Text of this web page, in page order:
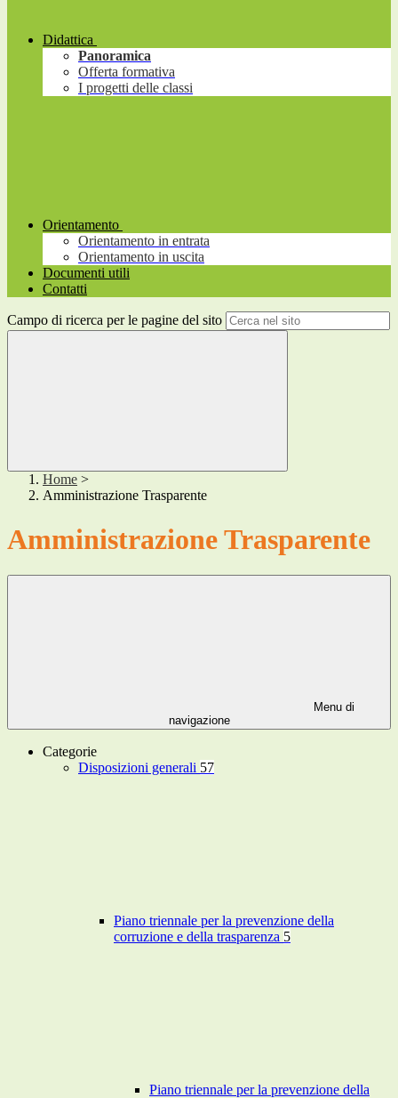
Didattica
Panoramica
Offerta formativa
I progetti delle classi
Orientamento
Orientamento in entrata
Orientamento in uscita
Documenti utili
Contatti
Campo di ricerca per le pagine del sito
Home >
Amministrazione Trasparente
Amministrazione Trasparente
Menu di
navigazione
Categorie
Disposizioni generali 57
Piano triennale per la prevenzione della
corruzione e della trasparenza 5
Piano triennale per la prevenzione della